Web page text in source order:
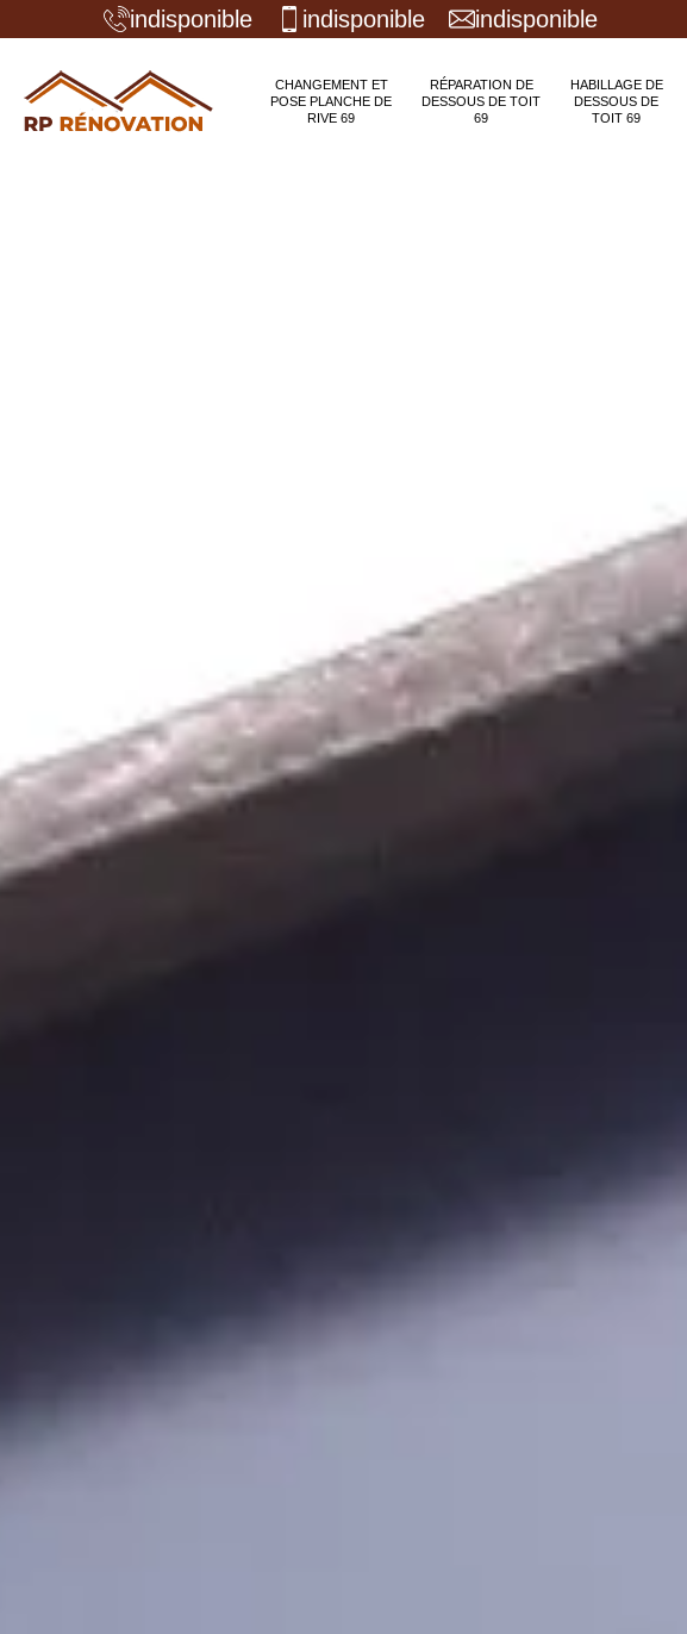
indisponible indisponible indisponible
CHANGEMENT ET
POSE PLANCHE DE
RIVE 69
RÉPARATION DE
DESSOUS DE TOIT
69
HABILLAGE DE
DESSOUS DE
TOIT 69